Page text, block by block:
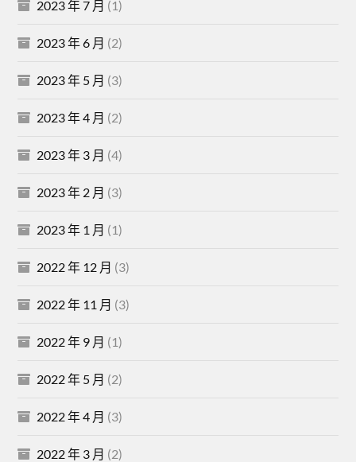
2023 年 7 月 (1)
2023 年 6 月 (2)
2023 年 5 月 (3)
2023 年 4 月 (2)
2023 年 3 月 (4)
2023 年 2 月 (3)
2023 年 1 月 (1)
2022 年 12 月 (3)
2022 年 11 月 (3)
2022 年 9 月 (1)
2022 年 5 月 (2)
2022 年 4 月 (3)
2022 年 3 月 (2)